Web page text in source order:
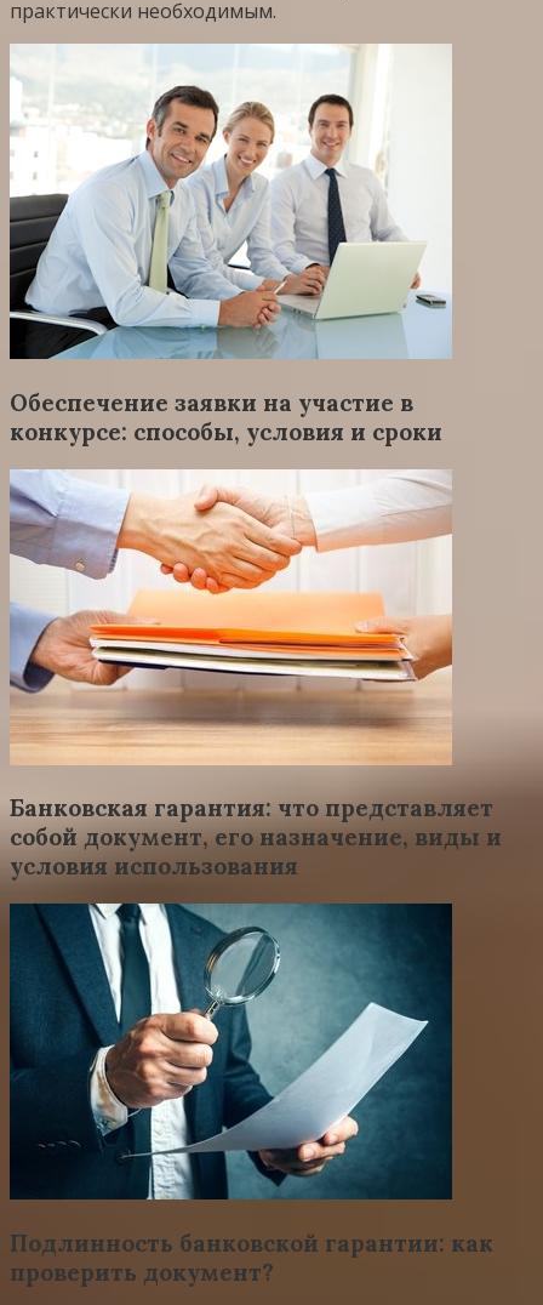
практически необходимым.
Обеспечение заявки на участие в
конкурсе: способы, условия и сроки
Банковская гарантия: что представляет
собой документ, его назначение, виды и
условия использования
Подлинность банковской гарантии: как
проверить документ?